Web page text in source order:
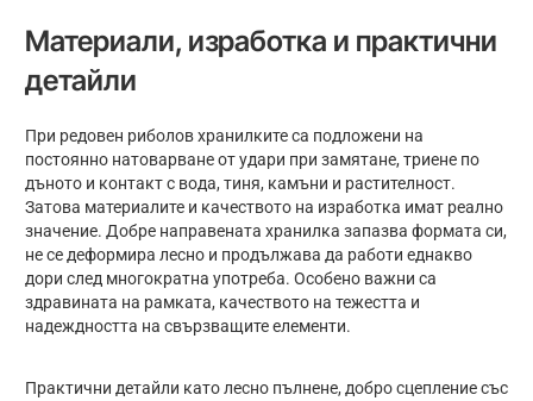
Материали, изработка и практични
детайли
При редовен риболов хранилките са подложени на
постоянно натоварване от удари при замятане, триене по
дъното и контакт с вода, тиня, камъни и растителност.
Затова материалите и качеството на изработка имат реално
значение. Добре направената хранилка запазва формата си,
не се деформира лесно и продължава да работи еднакво
дори след многократна употреба. Особено важни са
здравината на рамката, качеството на тежестта и
надеждността на свързващите елементи.
Практични детайли като лесно пълнене, добро сцепление със